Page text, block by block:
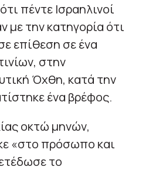
πέντε Ισραηλινοί
με την κατηγορία ότι
επίθεση σε ένα
στην
Όχθη, κατά την
ένα βρέφος.
οκτώ μηνών,
«στο πρόσωπο και
το